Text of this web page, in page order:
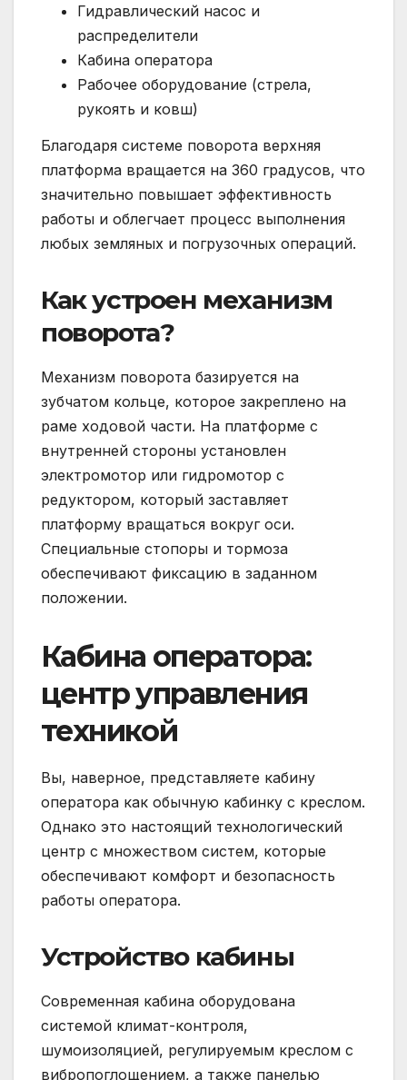
Гидравлический насос и
распределители
Кабина оператора
Рабочее оборудование (стрела,
рукоять и ковш)
Благодаря системе поворота верхняя
платформа вращается на 360 градусов, что
значительно повышает эффективность
работы и облегчает процесс выполнения
любых земляных и погрузочных операций.
Как устроен механизм
поворота?
Механизм поворота базируется на
зубчатом кольце, которое закреплено на
раме ходовой части. На платформе с
внутренней стороны установлен
электромотор или гидромотор с
редуктором, который заставляет
платформу вращаться вокруг оси.
Специальные стопоры и тормоза
обеспечивают фиксацию в заданном
положении.
Кабина оператора:
центр управления
техникой
Вы, наверное, представляете кабину
оператора как обычную кабинку с креслом.
Однако это настоящий технологический
центр с множеством систем, которые
обеспечивают комфорт и безопасность
работы оператора.
Устройство кабины
Современная кабина оборудована
системой климат-контроля,
шумоизоляцией, регулируемым креслом с
вибропоглощением, а также панелью